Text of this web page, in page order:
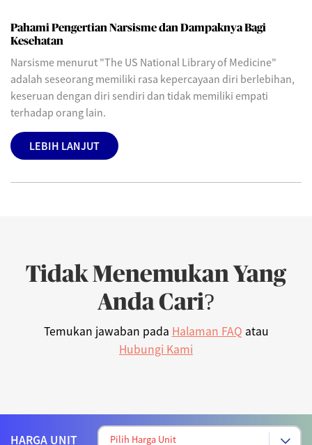
Pahami Pengertian Narsisme dan Dampaknya Bagi
Kesehatan
Narsisme menurut "The US National Library of Medicine"
adalah seseorang memiliki rasa kepercayaan diri berlebihan,
keseruan dengan diri sendiri dan tidak memiliki empati
terhadap orang lain.
LEBIH LANJUT
Tidak Menemukan Yang
Anda Cari?
Temukan jawaban pada Halaman FAQ atau
Hubungi Kami
HARGA UNIT